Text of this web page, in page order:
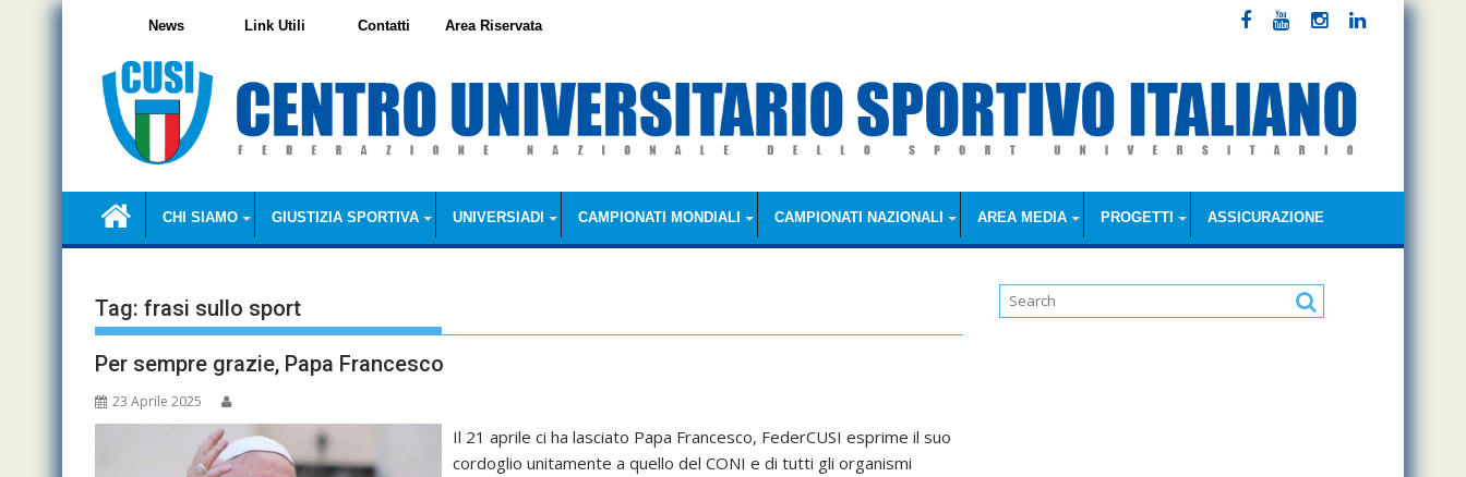
Skip
CHI SIAMO GIUSTIZIA SPORTIVA UNIVERSIADI CAMPIONATI MONDIALI CAMPIONATI NAZIONALI AREA MEDIA PROGETTI ASSICURAZIONE
News Link Utili Contatti Area Riservata
Tag: frasi sullo sport
Per sempre grazie, Papa Francesco
23 Aprile 2025
Il 21 aprile ci ha lasciato Papa Francesco, FederCUSI esprime il suo
cordoglio unitamente a quello del CONI e di tutti gli organismi